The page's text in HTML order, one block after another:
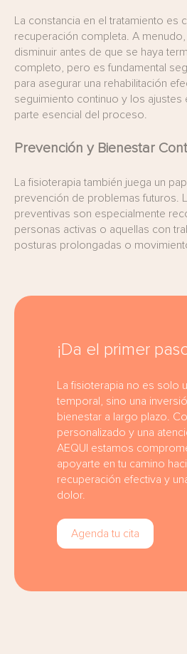
La constancia en el tratamiento es
recuperación completa. A
disminuir antes de que se haya
completo, pero es fundamental
para asegurar una rehabilitación
seguimiento continuo y los ajustes
parte esencial del proceso.
Prevención y Bienestar
La fisioterapia también juega un
prevención de problemas futuros.
preventivas son especialmente
personas activas o aquellas con
posturas prolongadas o
¡Da el primer
La fisioterapia no es solo
temporal, sino una
bienestar a largo plazo.
personalizado y una
AEQUI estamos
apoyarte en tu camino
recuperación efectiva y
dolor.
Agenda tu cita